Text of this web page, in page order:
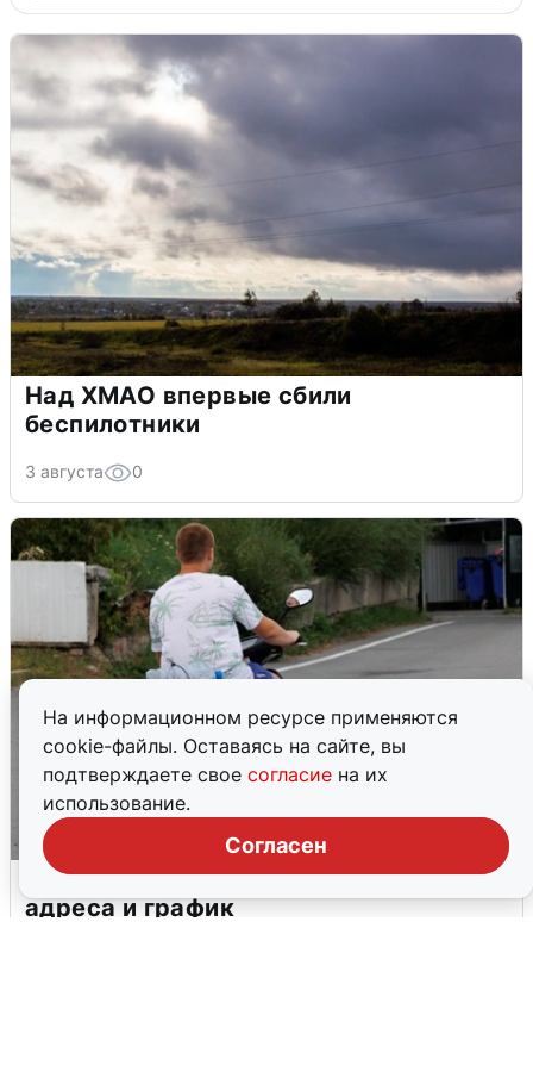
На информационном ресурсе применяются
cookie-файлы. Оставаясь на сайте, вы
подтверждаете свое согласие на их
использование.
Согласен
Над ХМАО впервые сбили
беспилотники
3 августа 0
Тюменцам бесплатно подвезут воду:
адреса и график